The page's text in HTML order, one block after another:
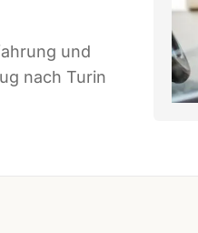
und
nach Turin